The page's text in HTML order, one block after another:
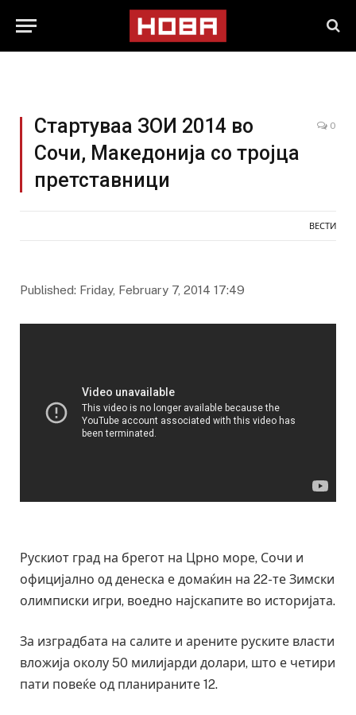
Стартуваа ЗОИ 2014 во
Сочи, Македонија со тројца
претставници
0
ВЕСТИ
Published: Friday, February 7, 2014 17:49
Рускиот град на брегот на Црно море, Сочи и
официјално oд денеска е домаќин на 22-те Зимски
олимписки игри, воедно најскапите во историјата.
За изградбата на салите и арените руските власти
вложија околу 50 милијарди долари, што е четири
пати повеќе од планираните 12.